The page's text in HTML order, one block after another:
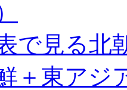
で見る北
＋東アジ